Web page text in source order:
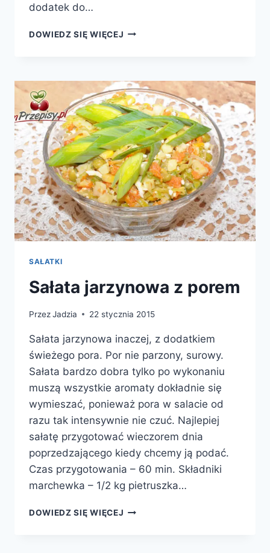
dodatek do…
DOWIEDZ SIĘ WIĘCEJ PLACKI
SAŁATKI
Sałata jarzynowa z porem
PrzezJadzia 22 stycznia 2015
Sałata jarzynowa inaczej, z dodatkiem
świeżego pora. Por nie parzony, surowy.
Sałata bardzo dobra tylko po wykonaniu
muszą wszystkie aromaty dokładnie się
wymieszać, ponieważ pora w salacie od
razu tak intensywnie nie czuć. Najlepiej
sałatę przygotować wieczorem dnia
poprzedzającego kiedy chcemy ją podać.
Czas przygotowania – 60 min. Składniki
marchewka – 1/2 kg pietruszka…
DOWIEDZ SIĘ WIĘCEJ SAŁATA